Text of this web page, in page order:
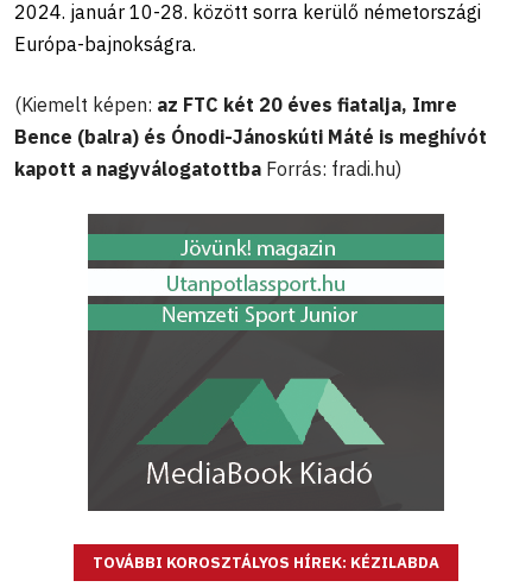
2024. január 10-28. között sorra kerülő németországi
Európa-bajnokságra.
(Kiemelt képen: az FTC két 20 éves fiatalja, Imre
Bence (balra) és Ónodi-Jánoskúti Máté is meghívót
kapott a nagyválogatottba Forrás: fradi.hu)
TOVÁBBI KOROSZTÁLYOS HÍREK: KÉZILABDA